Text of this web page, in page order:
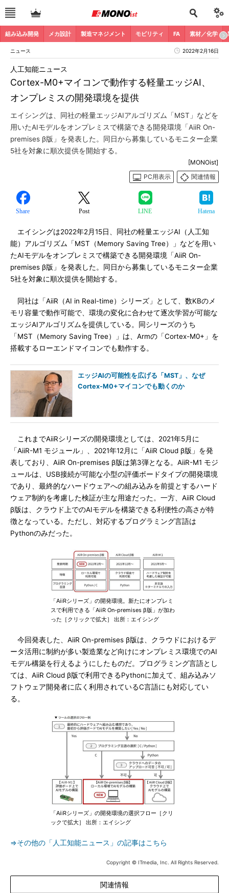
組み込み開発 メカ設計 製造マネジメント モビリティ FA 素材／化学
ニュース 2022年2月16日
Cortex-M0+マイコンで動作する軽量エッジAI、
オンプレミスの開発環境を提供
人工知能ニュース
エイシングは、同社の軽量エッジAIアルゴリズム「MST」などを
用いたAIモデルをオンプレミスで構築できる開発環境「AiiR On-
premises β版」を発表した。同日から募集しているモニター企業
5社を対象に順次提供を開始する。
[MONOist]
PC用表示
関連情報
Share Post LINE Hatena
エイシングは2022年2月15日、同社の軽量エッジAI（人工知
能）アルゴリズム「MST（Memory Saving Tree）」などを用い
たAIモデルをオンプレミスで構築できる開発環境「AiiR On-
premises β版」を発表した。同日から募集しているモニター企業
5社を対象に順次提供を開始する。
同社は「AiiR（AI in Real-time）シリーズ」として、数KBのメ
モリ容量で動作可能で、環境の変化に合わせて逐次学習が可能な
エッジAIアルゴリズムを提供している。同シリーズのうち
「MST（Memory Saving Tree）」は、Armの「Cortex-M0+」を
搭載するローエンドマイコンでも動作する。
エッジAIの可能性を広げる「MST」、なぜ
Cortex-M0+マイコンでも動くのか
これまでAiiRシリーズの開発環境としては、2021年5月に
「AiiR-M1 モジュール」、2021年12月に「AiiR Cloud β版」を発
表しており、AiiR On-premises β版は第3弾となる。AiiR-M1 モジ
ュールは、USB接続が可能な小型の評価ボードタイプの開発環境
であり、最終的なハードウェアへの組み込みを前提とするハード
ウェア制約を考慮した検証が主な用途だった。一方、AiiR Cloud
β版は、クラウド上でのAIモデルを構築できる利便性の高さが特
徴となっている。ただし、対応するプログラミング言語は
Pythonのみだった。
「AiiRシリーズ」の開発環境。新たにオンプレミ
スで利用できる「AiiR On-premises β版」が加わ
った［クリックで拡大］ 出所：エイシング
今回発表した、AiiR On-premises β版は、クラウドにおけるデ
ータ活用に制約が多い製造業など向けにオンプレミス環境でのAI
モデル構築を行えるようにしたものだ。プログラミング言語とし
ては、AiiR Cloud β版で利用できるPythonに加えて、組み込みソ
フトウェア開発者に広く利用されているC言語にも対応してい
る。
「AiiRシリーズ」の開発環境の選択フロー［クリ
ックで拡大］ 出所：エイシング
⇒その他の「人工知能ニュース」の記事はこちら
Copyright © ITmedia, Inc. All Rights Reserved.
関連情報